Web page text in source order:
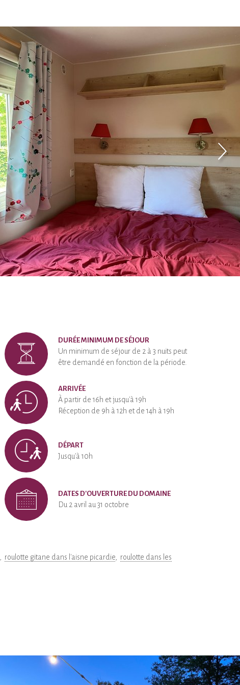
DURÉE MINIMUM DE SÉJOUR
Un minimum de séjour de 2 à 3 nuits peut
être demandé en fonction de la période.
ARRIVÉE
À partir de 16h et jusqu'à 19h
Réception de 9h à 12h et de 14h à 19h
DÉPART
Jusqu'à 10h
DATES D'OUVERTURE DU DOMAINE
Du 2 avril au 31 octobre
roulotte gitane dans l'aisne picardie
roulotte dans les